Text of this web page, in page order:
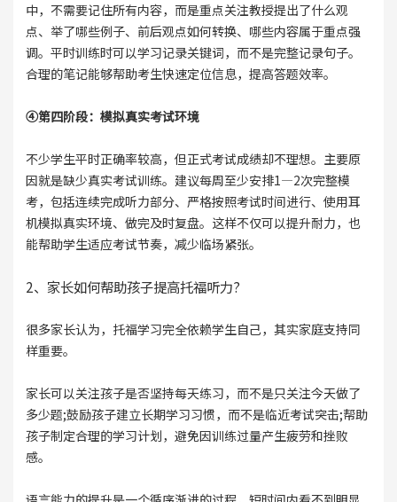
中，不需要记住所有内容，而是重点关注教授提出了什么观
点、举了哪些例子、前后观点如何转换、哪些内容属于重点强
调。平时训练时可以学习记录关键词，而不是完整记录句子。
合理的笔记能够帮助考生快速定位信息，提高答题效率。
④第四阶段：模拟真实考试环境
不少学生平时正确率较高，但正式考试成绩却不理想。主要原
因就是缺少真实考试训练。建议每周至少安排1—2次完整模
考，包括连续完成听力部分、严格按照考试时间进行、使用耳
机模拟真实环境、做完及时复盘。这样不仅可以提升耐力，也
能帮助学生适应考试节奏，减少临场紧张。
2、家长如何帮助孩子提高托福听力?
很多家长认为，托福学习完全依赖学生自己，其实家庭支持同
样重要。
家长可以关注孩子是否坚持每天练习，而不是只关注今天做了
多少题;鼓励孩子建立长期学习习惯，而不是临近考试突击;帮助
孩子制定合理的学习计划，避免因训练过量产生疲劳和挫败
感。